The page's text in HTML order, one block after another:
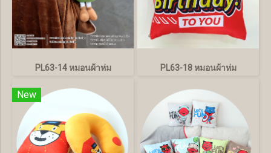
PL63-14 หมอนผ้าห่ม PL63-18 หมอนผ้าห่ม
New